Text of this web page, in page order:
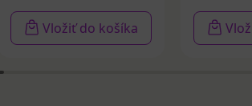
Vložiť do košíka